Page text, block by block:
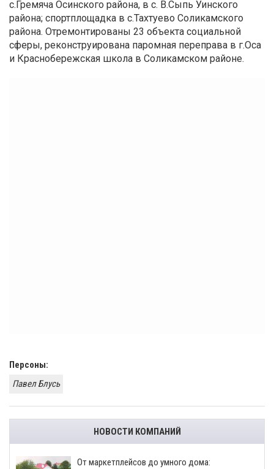
с.Гремяча Осинского района, в с. В.Сыпь Уинского
района; спортплощадка в с.Тахтуево Соликамского
района. Отремонтированы 23 объекта социальной
сферы, реконструирована паромная переправа в г.Оса
и Краснобережская школа в Соликамском районе.
Персоны:
Павел Блусь
НОВОСТИ КОМПАНИЙ
От маркетплейсов до умного дома: